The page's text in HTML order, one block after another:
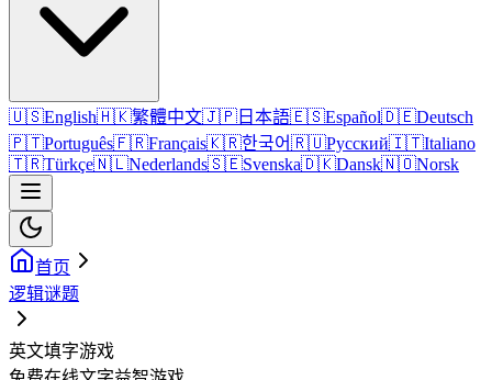
🇺🇸English🇭🇰繁體中文🇯🇵 日本語🇪🇸Español🇩🇪Deutsch
🇵🇹Português🇫🇷Français🇰🇷한국어🇷🇺Русский🇮🇹Italiano
🇹🇷Türkçe🇳🇱Nederlands🇸🇪Svenska🇩🇰Dansk🇳🇴Norsk
首页
逻辑谜题
英文填字游戏